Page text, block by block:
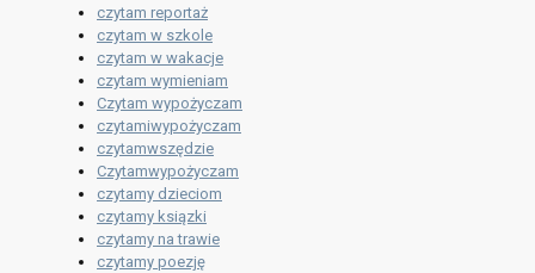
czytam reportaż
czytam w szkole
czytam w wakacje
czytam wymieniam
Czytam wypożyczam
czytamiwypożyczam
czytamwszędzie
Czytamwypożyczam
czytamy dzieciom
czytamy ksiązki
czytamy na trawie
czytamy poezję